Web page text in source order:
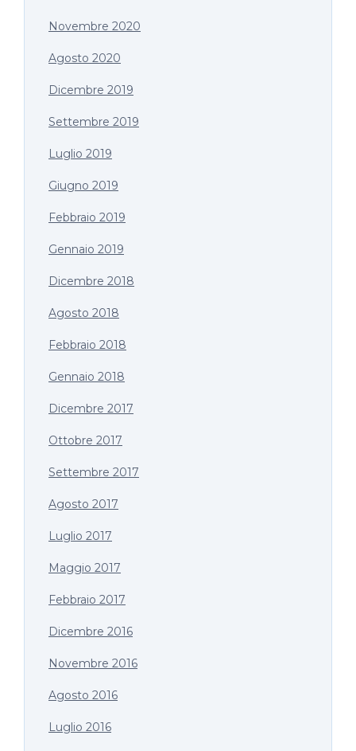
Novembre 2020
Agosto 2020
Dicembre 2019
Settembre 2019
Luglio 2019
Giugno 2019
Febbraio 2019
Gennaio 2019
Dicembre 2018
Agosto 2018
Febbraio 2018
Gennaio 2018
Dicembre 2017
Ottobre 2017
Settembre 2017
Agosto 2017
Luglio 2017
Maggio 2017
Febbraio 2017
Dicembre 2016
Novembre 2016
Agosto 2016
Luglio 2016